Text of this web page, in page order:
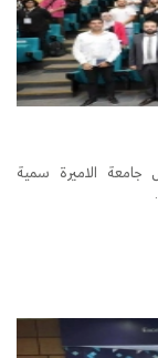
جامعة الاميرة سمية